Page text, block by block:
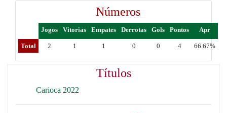
Números
Jogos Vitorias Empates Derrotas Gols Pontos Apr
Total 2 1 1 0 0 4 66.67%
Títulos
Carioca 2022